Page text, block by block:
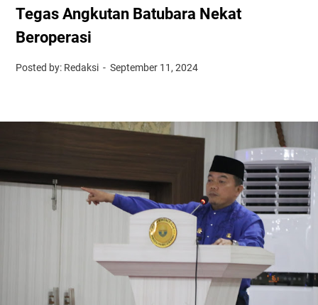
Tegas Angkutan Batubara Nekat
Beroperasi
Posted by: Redaksi September 11, 2024